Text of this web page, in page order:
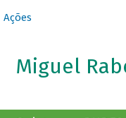
Ações
Miguel